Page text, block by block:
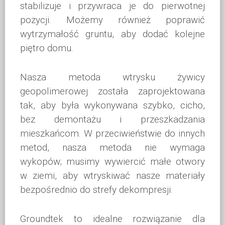
stabilizuje i przywraca je do pierwotnej
pozycji. Możemy również poprawić
wytrzymałość gruntu, aby dodać kolejne
piętro domu.
Nasza metoda wtrysku żywicy
geopolimerowej została zaprojektowana
tak, aby była wykonywana szybko, cicho,
bez demontażu i przeszkadzania
mieszkańcom. W przeciwieństwie do innych
metod, nasza metoda nie wymaga
wykopów; musimy wywiercić małe otwory
w ziemi, aby wtryskiwać nasze materiały
bezpośrednio do strefy dekompresji.
Groundtek to idealne rozwiązanie dla